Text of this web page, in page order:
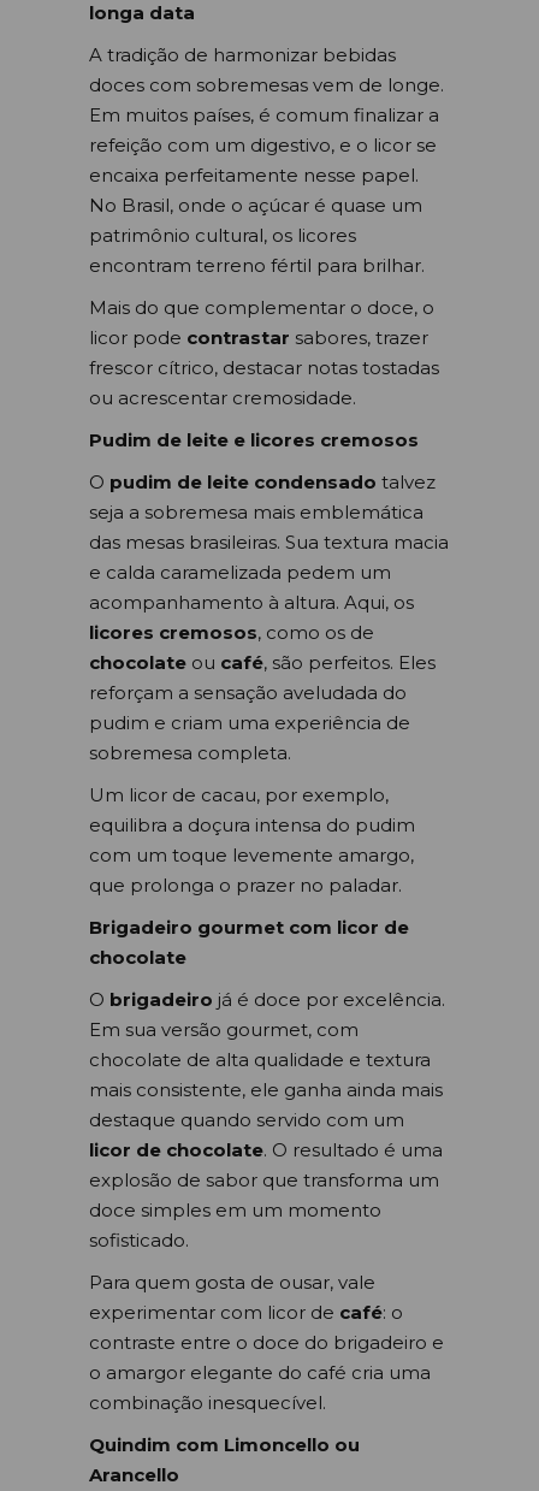
longa data
A tradição de harmonizar bebidas
doces com sobremesas vem de longe.
Em muitos países, é comum finalizar a
refeição com um digestivo, e o licor se
encaixa perfeitamente nesse papel.
No Brasil, onde o açúcar é quase um
patrimônio cultural, os licores
encontram terreno fértil para brilhar.
Mais do que complementar o doce, o
licor pode contrastar sabores, trazer
frescor cítrico, destacar notas tostadas
ou acrescentar cremosidade.
Pudim de leite e licores cremosos
O pudim de leite condensado talvez
seja a sobremesa mais emblemática
das mesas brasileiras. Sua textura macia
e calda caramelizada pedem um
acompanhamento à altura. Aqui, os
licores cremosos, como os de
chocolate ou café, são perfeitos. Eles
reforçam a sensação aveludada do
pudim e criam uma experiência de
sobremesa completa.
Um licor de cacau, por exemplo,
equilibra a doçura intensa do pudim
com um toque levemente amargo,
que prolonga o prazer no paladar.
Brigadeiro gourmet com licor de
chocolate
O brigadeiro já é doce por excelência.
Em sua versão gourmet, com
chocolate de alta qualidade e textura
mais consistente, ele ganha ainda mais
destaque quando servido com um
licor de chocolate. O resultado é uma
explosão de sabor que transforma um
doce simples em um momento
sofisticado.
Para quem gosta de ousar, vale
experimentar com licor de café: o
contraste entre o doce do brigadeiro e
o amargor elegante do café cria uma
combinação inesquecível.
Quindim com Limoncello ou
Arancello